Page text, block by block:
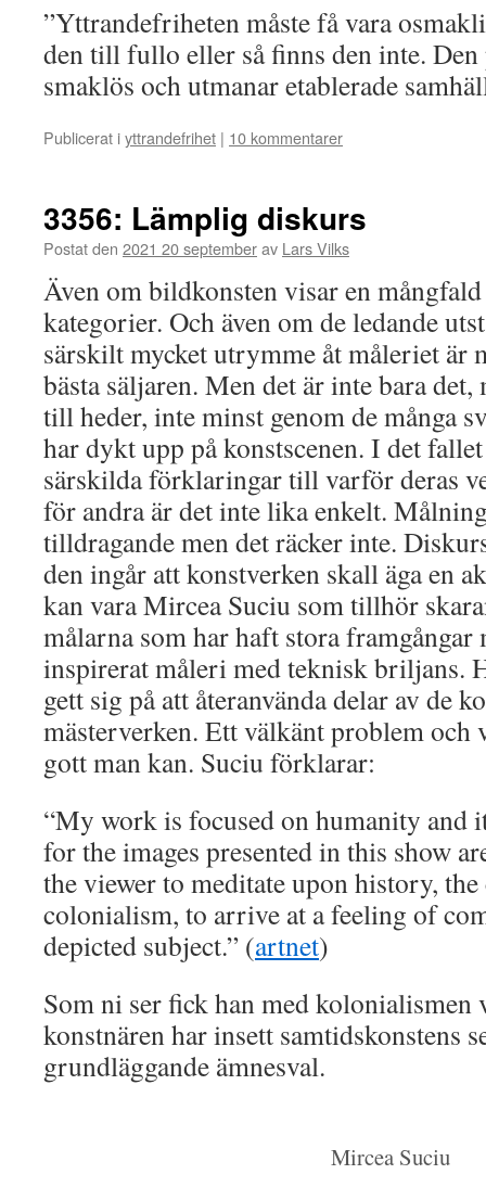
”Yttrandefriheten måste få vara
den till fullo eller så finns den inte. Den
smaklös och utmanar etablerade
Publicerat iyttrandefrihet | 10 kommentarer
3356: Lämplig diskurs
Postat den 2021 20 septemberav Lars Vilks
Även om bildkonsten visar en
kategorier. Och även om de ledande
särskilt mycket utrymme åt måleriet är
bästa säljaren. Men det är inte bara
till heder, inte minst genom de många
har dykt upp på konstscenen. I det
särskilda förklaringar till varför deras
för andra är det inte lika enkelt.
tilldragande men det räcker inte.
den ingår att konstverken skall äga en
kan vara Mircea Suciu som tillhör
målarna som har haft stora framgångar
inspirerat måleri med teknisk briljans.
gett sig på att återanvända delar av de
mästerverken. Ett välkänt problem och
gott man kan. Suciu förklarar:
“My work is focused on humanity and
for the images presented in this show
the viewer to meditate upon history, the
colonialism, to arrive at a feeling of
depicted subject.” (artnet)
Som ni ser fick han med kolonialismen
konstnären har insett samtidskonstens
grundläggande ämnesval.
Mircea Suciu